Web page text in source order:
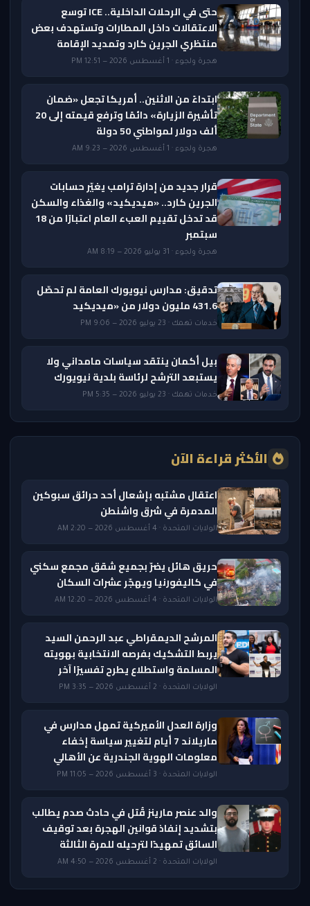
حتى في الرحلات الداخلية.. ICE توسع
الاعتقالات داخل المطارات وتستهدف بعض
منتظري الجرين كارد وتمديد الإقامة
هجرة ولجوء · 1 أغسطس 2026 — 12:51 PM
ابتداءً من الاثنين.. أمريكا تجعل «ضمان
تأشيرة الزيارة» دائمًا وترفع قيمته إلى 20
ألف دولار لمواطني 50 دولة
هجرة ولجوء · 1 أغسطس 2026 — 9:23 AM
قرار جديد من إدارة ترامب يغيّر حسابات
الجرين كارد.. «ميديكيد» والغذاء والسكن
قد تدخل تقييم العبء العام اعتبارًا من 18
سبتمبر
هجرة ولجوء · 31 يوليو 2026 — 8:19 AM
تدقيق: مدارس نيويورك العامة لم تحصّل
431.6 مليون دولار من «ميديكيد
خدمات تهمك · 23 يوليو 2026 — 9:06 PM
بيل أكمان ينتقد سياسات مامداني ولا
يستبعد الترشح لرئاسة بلدية نيويورك
خدمات تهمك · 23 يوليو 2026 — 5:35 PM
الأكثر قراءة الآن
اعتقال مشتبه بإشعال أحد حرائق سبوكين
المدمرة في شرق واشنطن
الولايات المتحدة · 4 أغسطس 2026 — 2:20 AM
حريق هائل يضرّ بجميع شقق مجمع سكني
في كاليفورنيا ويهجّر عشرات السكان
الولايات المتحدة · 4 أغسطس 2026 — 12:20 AM
المرشح الديمقراطي عبد الرحمن السيد
يربط التشكيك بفرصه الانتخابية بهويته
المسلمة واستطلاع يطرح تفسيرًا آخر
الولايات المتحدة · 2 أغسطس 2026 — 3:35 PM
وزارة العدل الأميركية تمهل مدارس في
ماريلاند 7 أيام لتغيير سياسة إخفاء
معلومات الهوية الجندرية عن الأهالي
الولايات المتحدة · 3 أغسطس 2026 — 11:05 PM
والد عنصر مارينز قُتل في حادث صدم يطالب
بتشديد إنفاذ قوانين الهجرة بعد توقيف
السائق تمهيدًا لترحيله للمرة الثالثة
الولايات المتحدة · 2 أغسطس 2026 — 4:50 AM